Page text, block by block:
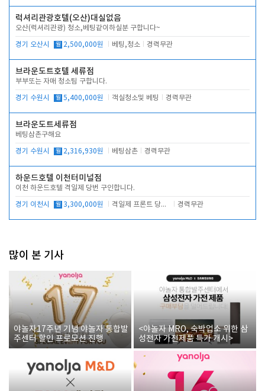
럭셔리관광호텔(오산)대실없음
오산(럭셔리관광) 청소,베팅같이하실분 구합니다~
경기 오산시 월 2,500,000원 베팅,청소 경력무관
브라운도트호텔 세류점
부부또는 자매 청소팀 구합니다.
경기 수원시 월 5,400,000원 객실청소및 베팅 경력무관
브라운도트세류점
베팅삼촌구해요
경기 수원시 월 2,316,930원 베팅삼촌 경력무관
하운드호텔 이천터미널점
이천 하운드호텔 격일제 당번 구인합니다.
경기 이천시 월 3,300,000원 격일제 프론트 당번 업무로 주차 및 객실 점검 경력무관
많이 본 기사
야놀자17주년 기념 야놀자 통합발
주센터 할인 프로모션 진행
<야놀자 MRO, 숙박업소 위한 삼
성전자 가전제품 특가 개시>